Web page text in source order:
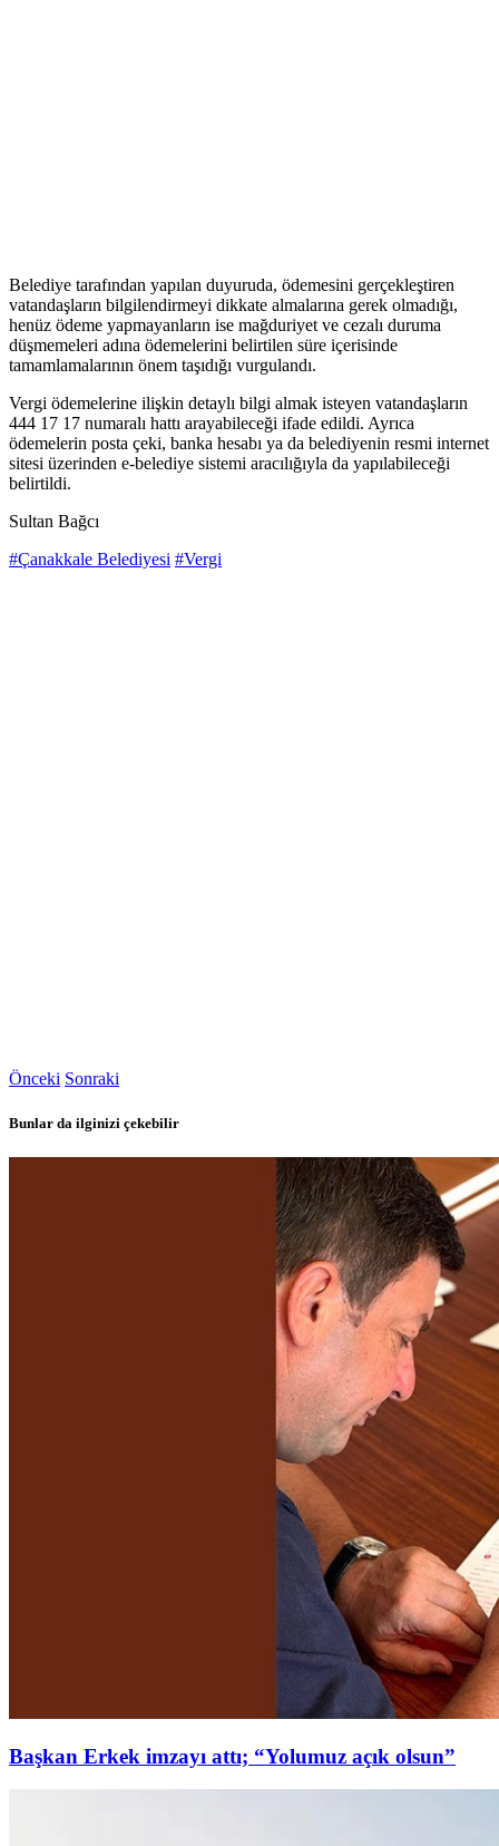
Belediye tarafından yapılan duyuruda, ödemesini gerçekleştiren
vatandaşların bilgilendirmeyi dikkate almalarına gerek olmadığı,
henüz ödeme yapmayanların ise mağduriyet ve cezalı duruma
düşmemeleri adına ödemelerini belirtilen süre içerisinde
tamamlamalarının önem taşıdığı vurgulandı.
Vergi ödemelerine ilişkin detaylı bilgi almak isteyen vatandaşların
444 17 17 numaralı hattı arayabileceği ifade edildi. Ayrıca
ödemelerin posta çeki, banka hesabı ya da belediyenin resmi internet
sitesi üzerinden e-belediye sistemi aracılığıyla da yapılabileceği
belirtildi.
Sultan Bağcı
#Çanakkale Belediyesi #Vergi
Önceki Sonraki
Bunlar da ilginizi çekebilir
Başkan Erkek imzayı attı; “Yolumuz açık olsun”